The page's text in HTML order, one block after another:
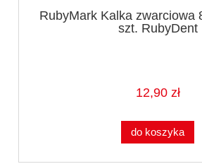
RubyMark Kalka zwarciowa
szt. RubyDent
12,90 zł
do koszyka